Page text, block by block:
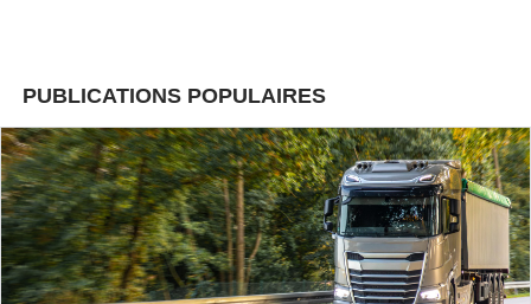
PUBLICATIONS POPULAIRES